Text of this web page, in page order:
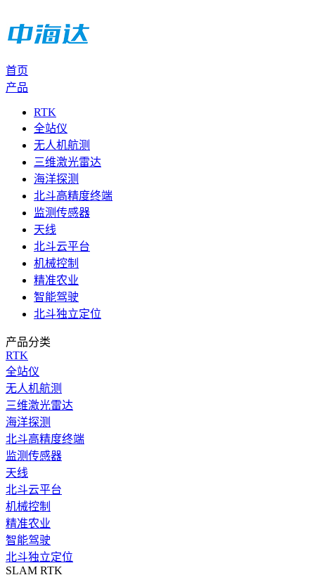
首页
产品
RTK
全站仪
无人机航测
三维激光雷达
海洋探测
北斗高精度终端
监测传感器
天线
北斗云平台
机械控制
精准农业
智能驾驶
北斗独立定位
产品分类
RTK
全站仪
无人机航测
三维激光雷达
海洋探测
北斗高精度终端
监测传感器
天线
北斗云平台
机械控制
精准农业
智能驾驶
北斗独立定位
SLAM RTK